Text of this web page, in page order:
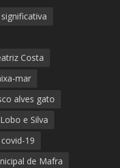
Costa
mar
alves gato
e Silva
covid-19
de Mafra